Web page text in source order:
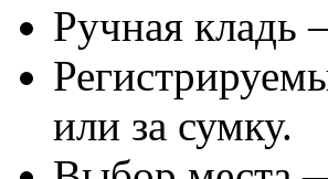
Ручная кладь
или за сумку.